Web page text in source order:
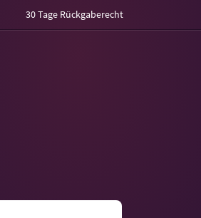
30 Tage Rückgaberecht